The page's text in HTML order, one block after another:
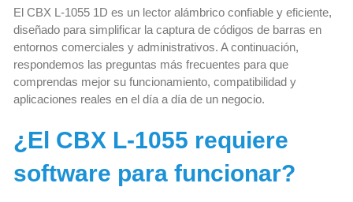
El CBX L-1055 1D es un lector alámbrico confiable y eficiente,
diseñado para simplificar la captura de códigos de barras en
entornos comerciales y administrativos. A continuación,
respondemos las preguntas más frecuentes para que
comprendas mejor su funcionamiento, compatibilidad y
aplicaciones reales en el día a día de un negocio.
¿El CBX L-1055 requiere
software para funcionar?